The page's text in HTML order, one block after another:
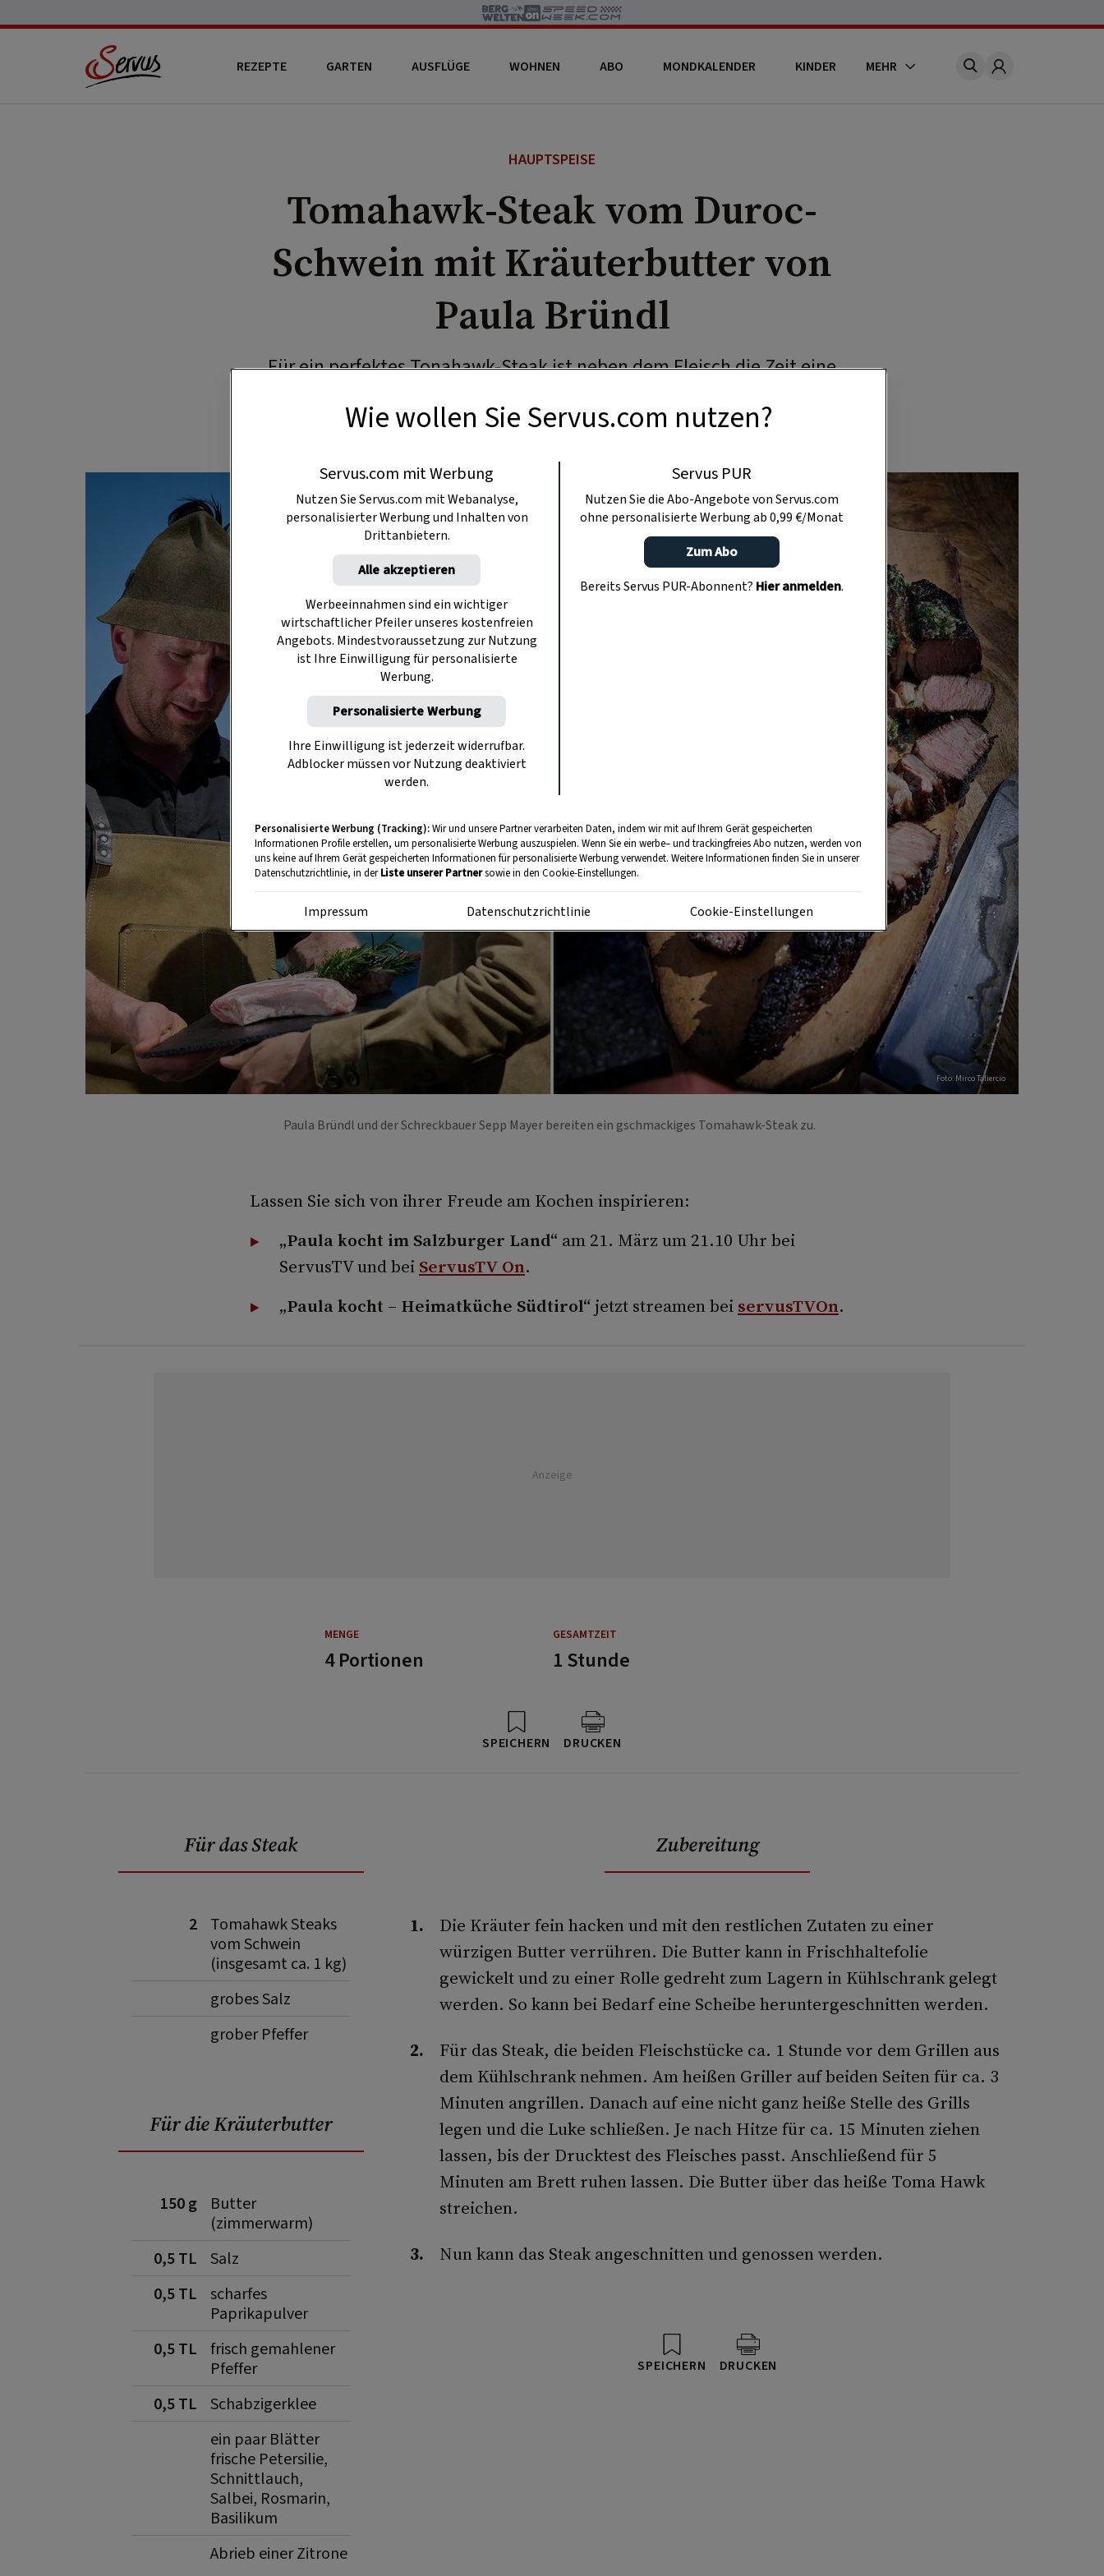
REZEPTE GARTEN AUSFLÜGE WOHNEN ABO MONDKALENDER KINDER MEHR Account
HAUPTSPEISE
Tomahawk-Steak vom Duroc-
Schwein mit Kräuterbutter von
Paula Bründl
Für ein perfektes Tonahawk-Steak ist neben dem Fleisch die Zeit eine
die richtige Temperatur zu haben, weiß Paula Bründl aus Erfahrung.
Foto: Mirco Taliercio
Paula Bründl und der Schreckbauer Sepp Mayer bereiten ein gschmackiges Tomahawk-Steak zu.
Lassen Sie sich von ihrer Freude am Kochen inspirieren:
„Paula kocht im Salzburger Land“ am 21. März um 21.10 Uhr bei
ServusTV und bei ServusTV On.
„Paula kocht – Heimatküche Südtirol“ jetzt streamen bei servusTVOn.
Anzeige
MENGE GESAMTZEIT
4 Portionen 1 Stunde
SPEICHERN DRUCKEN
Für das Steak
2
Tomahawk Steaks
vom Schwein
(insgesamt ca. 1 kg)
grobes Salz
grober Pfeffer
Für die Kräuterbutter
150 g
Butter
(zimmerwarm)
0,5 TL
Salz
0,5 TL
scharfes
Paprikapulver
0,5 TL
frisch gemahlener
Pfeffer
0,5 TL
Schabzigerklee
ein paar Blätter
frische Petersilie,
Schnittlauch,
Salbei, Rosmarin,
Basilikum
Abrieb einer Zitrone
Zubereitung
Die Kräuter fein hacken und mit den restlichen Zutaten zu einer
würzigen Butter verrühren. Die Butter kann in Frischhaltefolie
gewickelt und zu einer Rolle gedreht zum Lagern in Kühlschrank gelegt
werden. So kann bei Bedarf eine Scheibe heruntergeschnitten werden.
Für das Steak, die beiden Fleischstücke ca. 1 Stunde vor dem Grillen aus
dem Kühlschrank nehmen. Am heißen Griller auf beiden Seiten für ca. 3
Minuten angrillen. Danach auf eine nicht ganz heiße Stelle des Grills
legen und die Luke schließen. Je nach Hitze für ca. 15 Minuten ziehen
lassen, bis der Drucktest des Fleisches passt. Anschließend für 5
Minuten am Brett ruhen lassen. Die Butter über das heiße Toma Hawk
streichen.
Nun kann das Steak angeschnitten und genossen werden.
SPEICHERN DRUCKEN
Wie wollen Sie Servus.com nutzen?
Servus.com mit Werbung
Nutzen Sie Servus.com mit Webanalyse,
personalisierter Werbung und Inhalten von
Drittanbietern.
Alle akzeptieren
Werbeeinnahmen sind ein wichtiger
wirtschaftlicher Pfeiler unseres kostenfreien
Angebots. Mindestvoraussetzung zur Nutzung
ist Ihre Einwilligung für personalisierte
Werbung.
Personalisierte Werbung
Ihre Einwilligung ist jederzeit widerrufbar.
Adblocker müssen vor Nutzung deaktiviert
werden.
Servus PUR
Nutzen Sie die Abo-Angebote von Servus.com
ohne personalisierte Werbung ab 0,99 €/Monat
Zum Abo
Bereits Servus PUR-Abonnent? Hier anmelden.
Personalisierte Werbung (Tracking):Wir und unsere Partner verarbeiten Daten, indem wir mit auf Ihrem Gerät gespeicherten
Informationen Profile erstellen, um personalisierte Werbung auszuspielen. Wenn Sie ein werbe– und trackingfreies Abo nutzen, werden von
uns keine auf Ihrem Gerät gespeicherten Informationen für personalisierte Werbung verwendet. Weitere Informationen finden Sie in unserer
Datenschutzrichtlinie, in derListe unserer Partnersowie in den Cookie-Einstellungen.
Impressum Datenschutzrichtlinie Cookie-Einstellungen